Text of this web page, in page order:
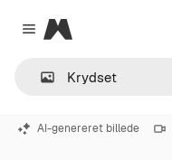
Close menu
Magnific
AI-genereret billede